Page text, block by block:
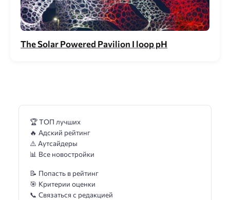
The Solar Powered Pavilion I loop pH
🏆 ТОП лучших
🔥 Адский рейтинг
⚠️ Аутсайдеры
📊 Все новостройки
📝 Попасть в рейтинг
🎯 Критерии оценки
📞 Связаться с редакцией